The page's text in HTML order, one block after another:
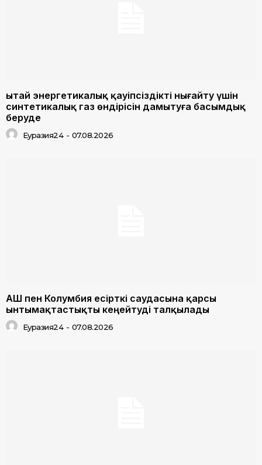
Қытай энергетикалық қауіпсіздікті нығайту үшін
синтетикалық газ өндірісін дамытуға басымдық
беруде
Еуразия24 - 07.08.2026
АҚШ пен Колумбия есірткі саудасына қарсы
ынтымақтастықты кеңейтуді талқылады
Еуразия24 - 07.08.2026